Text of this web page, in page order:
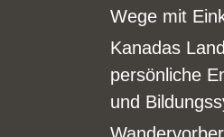
Wege mit
Kanadas
persönliche
und